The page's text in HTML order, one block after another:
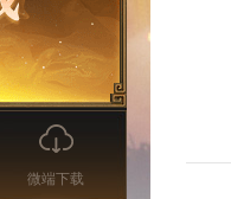
微端下载